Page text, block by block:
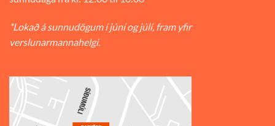
*Lokað á sunnudögum í júní og júlí, fram yfir
verslunarmannahelgi.